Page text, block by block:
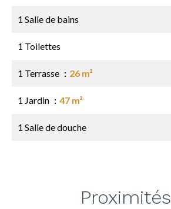
1 Salle de bains
1 Toilettes
1 Terrasse 26 m²
1 Jardin 47 m²
1 Salle de douche
Proximités